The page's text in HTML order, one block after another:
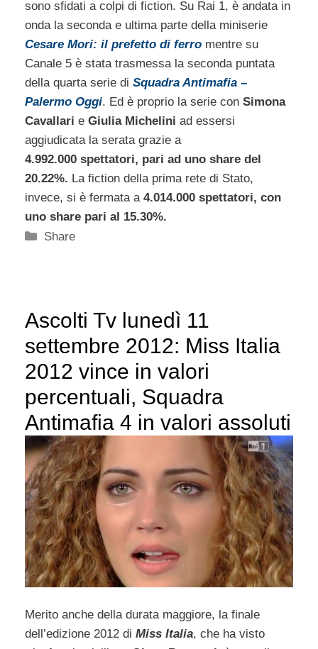
sono sfidati a colpi di fiction. Su Rai 1, è andata in
onda la seconda e ultima parte della miniserie
Cesare Mori: il prefetto di ferro mentre su
Canale 5 è stata trasmessa la seconda puntata
della quarta serie di Squadra Antimafia –
Palermo Oggi. Ed è proprio la serie con Simona
Cavallari e Giulia Michelini ad essersi
aggiudicata la serata grazie a
4.992.000 spettatori, pari ad uno share del
20.22%. La fiction della prima rete di Stato,
invece, si è fermata a 4.014.000 spettatori, con
uno share pari al 15.30%.
Categorie
Share
Ascolti Tv lunedì 11
settembre 2012: Miss Italia
2012 vince in valori
percentuali, Squadra
Antimafia 4 in valori assoluti
Merito anche della durata maggiore, la finale
dell’edizione 2012 di Miss Italia, che ha visto